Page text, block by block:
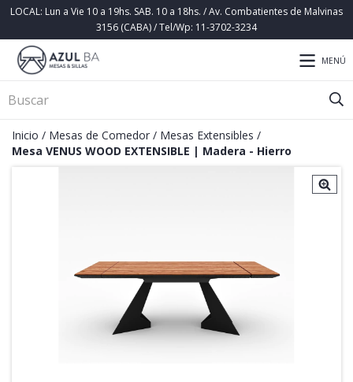
LOCAL: Lun a Vie 10 a 19hs. SAB. 10 a 18hs. / Av. Combatientes de Malvinas
3156 (CABA) / Tel/Wp: 11-3702-3234
MENÚ
Inicio / Mesas de Comedor / Mesas Extensibles /
Mesa VENUS WOOD EXTENSIBLE | Madera - Hierro